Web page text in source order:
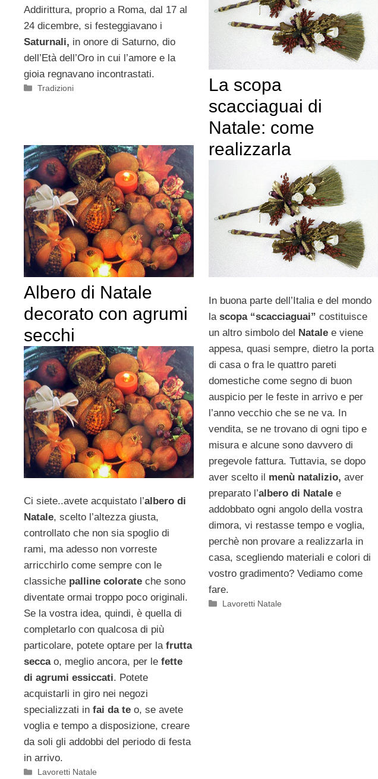
Addirittura, proprio a Roma, dal 17 al
24 dicembre, si festeggiavano i
Saturnali, in onore di Saturno, dio
dell’Età dell’Oro in cui l’amore e la
gioia regnavano incontrastati.
Categorie
Tradizioni
La scopa
scacciaguai di
Natale: come
realizzarla
In buona parte dell’Italia e del mondo
la scopa “scacciaguai” costituisce
un altro simbolo del Natale e viene
appesa, quasi sempre, dietro la porta
di casa o fra le quattro pareti
domestiche come segno di buon
auspicio per le feste in arrivo e per
l’anno vecchio che se ne va. In
vendita, se ne trovano di ogni tipo e
misura e alcune sono davvero di
pregevole fattura. Tuttavia, se dopo
aver scelto il menù natalizio, aver
preparato l’albero di Natale e
addobbato ogni angolo della vostra
dimora, vi restasse tempo e voglia,
perchè non provare a realizzarla in
casa, scegliendo materiali e colori di
vostro gradimento? Vediamo come
fare.
Categorie
Lavoretti Natale
Albero di Natale
decorato con agrumi
secchi
Ci siete..avete acquistato l’albero di
Natale, scelto l’altezza giusta,
controllato che non sia spoglio di
rami, ma adesso non vorreste
arricchirlo come sempre con le
classiche palline colorate che sono
diventate ormai troppo poco originali.
Se la vostra idea, quindi, è quella di
completarlo con qualcosa di più
particolare, potete optare per la frutta
seccao, meglio ancora, per le fette
di agrumi essiccati. Potete
acquistarli in giro nei negozi
specializzati in fai da te o, se avete
voglia e tempo a disposizione, creare
da soli gli addobbi del periodo di festa
in arrivo.
Categorie
Lavoretti Natale